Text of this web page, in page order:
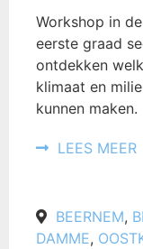
Workshop in
eerste graad
ontdekken
klimaat en
kunnen maken.
LEES MEER
BEERNEM,
DAMME,